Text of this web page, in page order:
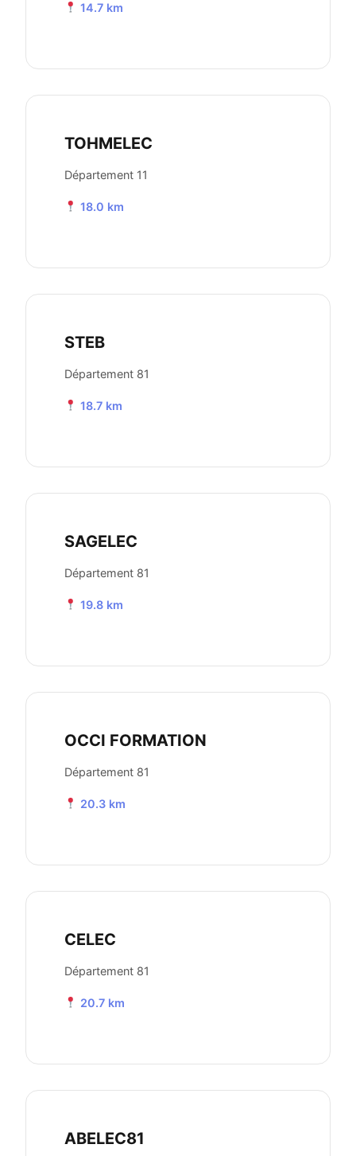
14.7 km
TOHMELEC
Département 11
18.0 km
STEB
Département 81
18.7 km
SAGELEC
Département 81
19.8 km
OCCI FORMATION
Département 81
20.3 km
CELEC
Département 81
20.7 km
ABELEC81